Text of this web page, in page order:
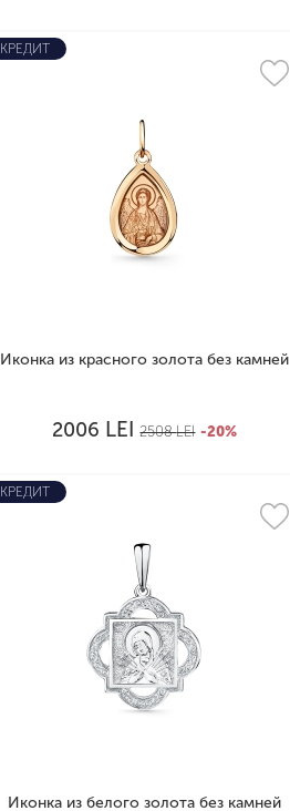
КРЕДИТ
Иконка из красного золота без камней
2006 LEI 2508LEI -20%
КРЕДИТ
Иконка из белого золота без камней